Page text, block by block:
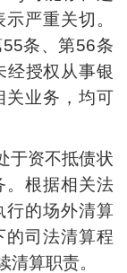
严重关切。
条、第56条
经授权从事银
关业务，均可
于资不抵债状
。根据相关法
行的场外清算
的司法清算程
清算职责。